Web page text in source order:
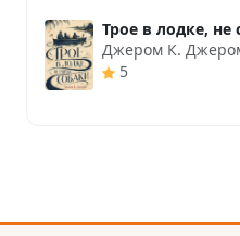
Трое в лодке, не
Джером К.
5